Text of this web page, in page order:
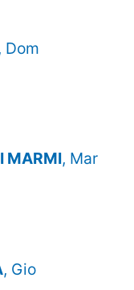
Dom
MARMI, Mar
, Gio